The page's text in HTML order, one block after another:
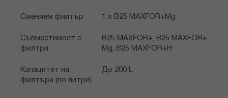
Сменяем филтър 1 х B25 MAXFOR+Mg
Съвместимост с
филтри:
B25 MAXFOR+, B25 MAXFOR+
Mg, B25 MAXFOR+H
Капацитет на
филтъра (по литри)
До 200 L